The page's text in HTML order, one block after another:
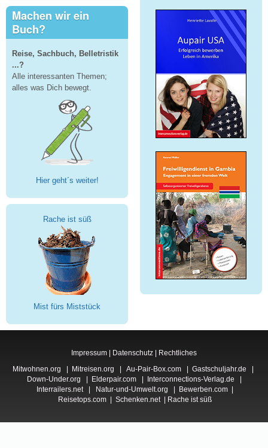
Machen wir ein
Buch?
Reise, Sachbuch, Belletristik
...?
Alle interessanten Themen;
alles was Dich bewegt.
Hier geht´s weiter!
Rache ist süß
Mist fürs Miststück
Impressum Datenschutz
Rechtliches
Mitwohnen.org | Mitreisen.org | Au-Pair-Box.com | Gastschuljahr.de |
Down-Under.org | Elderpair.com| Interconnections-Verlag.de |
Interrailers.net | Natur-und-Umwelt.org | Bewerben.com |
Reisetops.com | Schenken.net | Rache ist süß